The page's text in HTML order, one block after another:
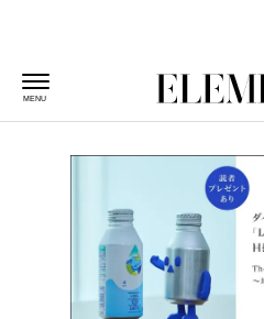
MENU